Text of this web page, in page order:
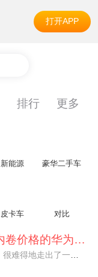
打开APP
排行 更多
新能源 豪华二手车
皮卡车 对比
不要伤了余承东的心！不内卷价格的华为，弥足珍贵！